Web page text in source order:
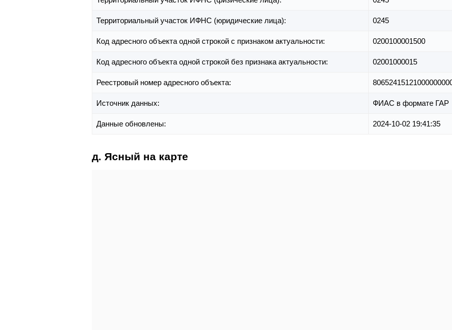
Территориальный участок ИФНС (юридические лица): 0245
Код адресного объекта одной строкой с признаком актуальности: 0200100001500
Код адресного объекта одной строкой без признака актуальности: 02001000015
Реестровый номер адресного объекта:
Источник данных: ФИАС в формате ГАР
Данные обновлены: 2024-10-02 19:41:35
д. Ясный на карте